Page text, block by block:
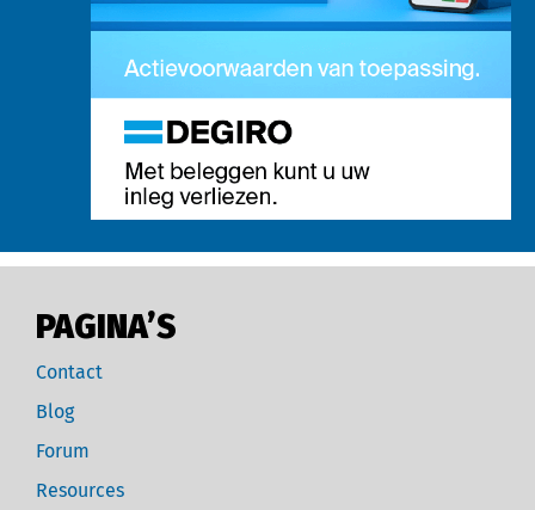
PAGINA’S
Contact
Blog
Forum
Resources